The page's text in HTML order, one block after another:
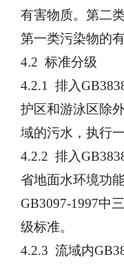
有害物质。第二
第一类污染物的
4.2 标准分级
4.2.1 排入
护区和游泳区除
域的污水，执行
4.2.2 排入
省地面水环境功
GB3097-1997中
级标准。
4.2.3 流域内